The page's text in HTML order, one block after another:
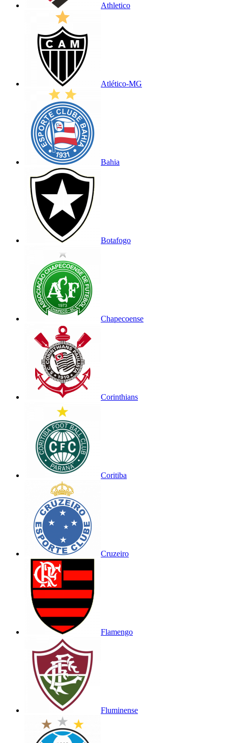
Athletico
Atlético-MG
Bahia
Botafogo
Chapecoense
Corinthians
Coritiba
Cruzeiro
Flamengo
Fluminense